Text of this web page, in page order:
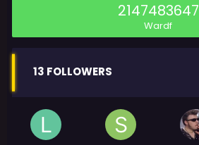
2147483647
Wardf
13 FOLLOWERS